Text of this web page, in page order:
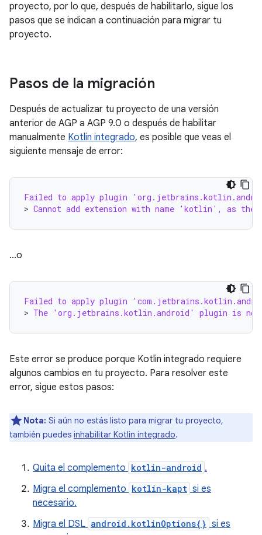
proyecto, por lo que, después de habilitarlo, sigue los
pasos que se indican a continuación para migrar tu
proyecto.
Pasos de la migración
Después de actualizar tu proyecto de una versión
anterior de AGP a AGP 9.0 o después de habilitar
manualmente Kotlin integrado, es posible que veas el
siguiente mensaje de error:
Failed to apply plugin
> Cannot add extension with name 'kotlin', as
...o
Failed to apply plugin
> The 'org.jetbrains.kotlin.android' plugin is no
Este error se produce porque Kotlin integrado requiere
algunos cambios en tu proyecto. Para resolver este
error, sigue estos pasos:
Nota: Si aún no estás listo para migrar tu proyecto,
también puedes inhabilitar Kotlin integrado.
Quita el complemento kotlin-android .
Migra el complemento kotlin-kapt si es
necesario.
Migra el DSL android.kotlinOptions{} si es